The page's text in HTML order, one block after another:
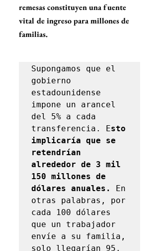
remesas constituyen una fuente
vital de ingreso para millones de
familias.
Supongamos que el
gobierno
estadounidense
impone un arancel
del 5% a cada
transferencia. Esto
implicaría que se
retendrían
alrededor de 3 mil
150 millones de
dólares anuales. En
otras palabras, por
cada 100 dólares
que un trabajador
envíe a su familia,
solo llegarían 95.